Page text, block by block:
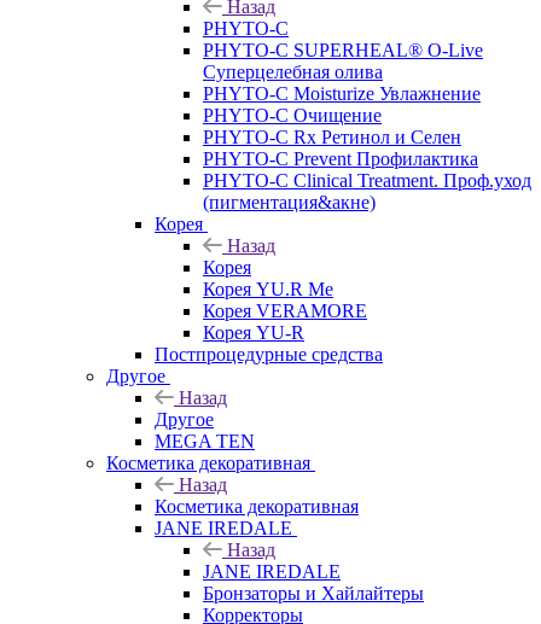
Назад
PHYTO-C
PHYTO-C SUPERHEAL® O-Live
Суперцелебная олива
PHYTO-C Moisturize Увлажнение
PHYTO-C Очищение
PHYTO-C Rx Ретинол и Селен
PHYTO-C Prevent Профилактика
PHYTO-C Clinical Treatment. Проф.уход
(пигментация&акне)
Корея
Назад
Корея
Корея YU.R Me
Корея VERAMORE
Корея YU-R
Постпроцедурные средства
Другое
Назад
Другое
MEGA TEN
Косметика декоративная
Назад
Косметика декоративная
JANE IREDALE
Назад
JANE IREDALE
Бронзаторы и Хайлайтеры
Корректоры